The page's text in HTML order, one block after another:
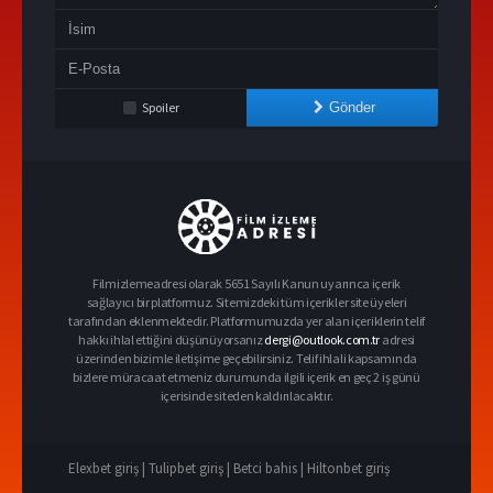
Spoiler Gönder
Filmizlemeadresi olarak 5651 Sayılı Kanun uyarınca içerik
sağlayıcı bir platformuz. Sitemizdeki tüm içerikler site üyeleri
tarafından eklenmektedir. Platformumuzda yer alan içeriklerin telif
hakkı ihlal ettiğini düşünüyorsanızdergi@outlook.com.tr adresi
üzerinden bizimle iletişime geçebilirsiniz. Telif ihlali kapsamında
bizlere müracaat etmeniz durumunda ilgili içerik en geç 2 iş günü
içerisinde siteden kaldırılacaktır.
Elexbet giriş | Tulipbet giriş | Betci bahis | Hiltonbet giriş